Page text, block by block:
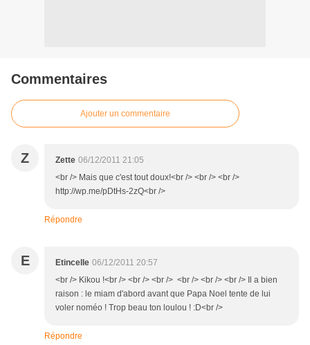
Commentaires
Ajouter un commentaire
Z Zette 06/12/2011 21:05
<br /> Mais que c'est tout doux!<br /> <br /> <br />
http://wp.me/pDtHs-2zQ<br />
Répondre
E Etincelle 06/12/2011 20:57
<br /> Kikou !<br /> <br /> <br /> <br /> <br /> <br /> Il a bien
raison : le miam d'abord avant que Papa Noel tente de lui
voler noméo ! Trop beau ton loulou ! :D<br />
Répondre